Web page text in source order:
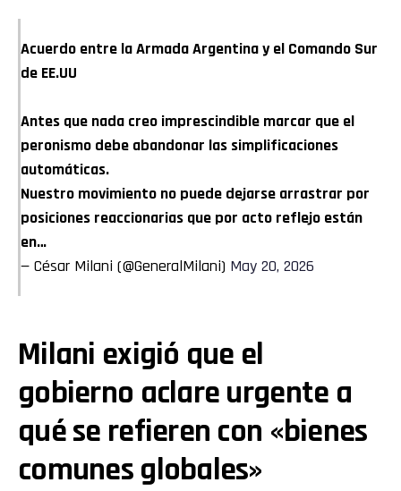
Acuerdo entre la Armada Argentina y el Comando Sur
de EE.UU
Antes que nada creo imprescindible marcar que el
peronismo debe abandonar las simplificaciones
automáticas.
Nuestro movimiento no puede dejarse arrastrar por
posiciones reaccionarias que por acto reflejo están
en…
— César Milani (@GeneralMilani) May 20, 2026
Milani exigió que el
gobierno aclare urgente a
qué se refieren con «bienes
comunes globales»
Flipboard
Whatsapp